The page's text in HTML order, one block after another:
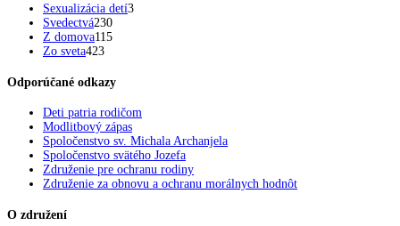
Sexualizácia detí3
Svedectvá230
Z domova115
Zo sveta423
Odporúčané odkazy
Deti patria rodičom
Modlitbový zápas
Spoločenstvo sv. Michala Archanjela
Spoločenstvo svätého Jozefa
Združenie pre ochranu rodiny
Združenie za obnovu a ochranu morálnych hodnôt
O združení